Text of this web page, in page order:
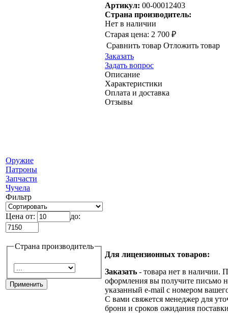
Оружие
Патроны
Запчасти
Чучела
Фильтр
Цена от: до:
Страна производитель
Артикул: 00-00012403
Страна производитель:
Нет в наличии
Старая цена: 2 700 ₽
Сравнить товар Отложить товар
Заказать
Задать вопрос
Описание
Характеристики
Оплата и доставка
Отзывы
Для лицензионных товаров:
Заказать - товара нет в наличии.
оформления вы получите письмо
указанный e-mail с номером
С вами свяжется менеджер для
брони и сроков ожидания